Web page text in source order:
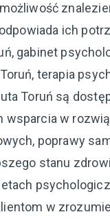
ich
gabinet
terapia
Toruń są
wsparcia w
poprawy
stanu
w